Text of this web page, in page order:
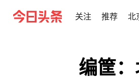
关注 推荐 北
编筐